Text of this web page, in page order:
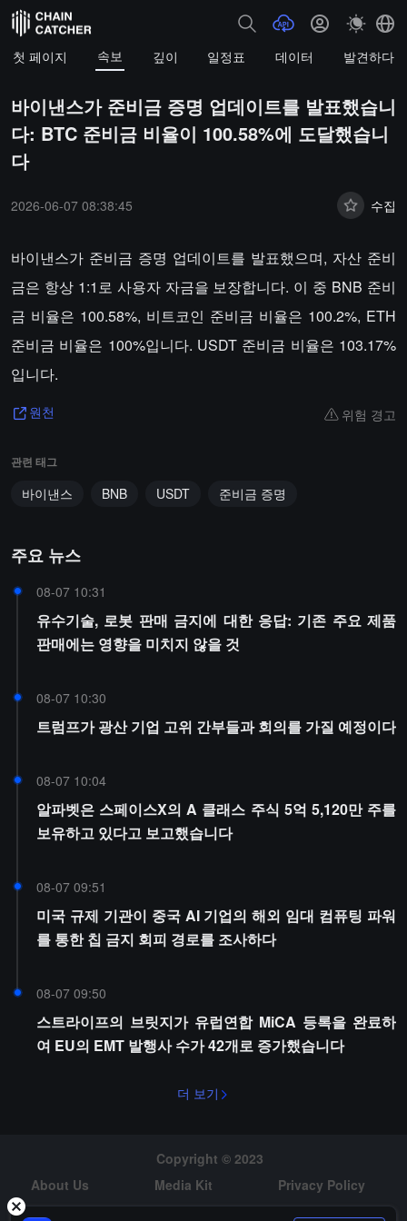
첫 페이지 속보 깊이 일정표 데이터 발견하다
바이낸스가 준비금 증명 업데이트를 발표했습니
다: BTC 준비금 비율이 100.58%에 도달했습니
다
2026-06-07 08:38:45 수집
바이낸스가 준비금 증명 업데이트를 발표했으며, 자산 준비
금은 항상 1:1로 사용자 자금을 보장합니다. 이 중 BNB 준비
금 비율은 100.58%, 비트코인 준비금 비율은 100.2%, ETH
준비금 비율은 100%입니다. USDT 준비금 비율은 103.17%
입니다.
원천 위험 경고
관련 태그
바이낸스 BNB USDT 준비금 증명
주요 뉴스
08-07 10:31
유수기술, 로봇 판매 금지에 대한 응답: 기존 주요 제품
판매에는 영향을 미치지 않을 것
08-07 10:30
트럼프가 광산 기업 고위 간부들과 회의를 가질 예정이다
08-07 10:04
알파벳은 스페이스X의 A 클래스 주식 5억 5,120만 주를
보유하고 있다고 보고했습니다
08-07 09:51
미국 규제 기관이 중국 AI 기업의 해외 임대 컴퓨팅 파워
를 통한 칩 금지 회피 경로를 조사하다
08-07 09:50
스트라이프의 브릿지가 유럽연합 MiCA 등록을 완료하
여 EU의 EMT 발행사 수가 42개로 증가했습니다
더 보기
Copyright © 2023
About Us
Media Kit
Privacy Policy
Risk Warning
Hiring